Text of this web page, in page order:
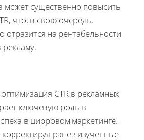
может существенно повысить
что, в свою очередь,
отразится на рентабельности
CTR в рекламных
ключевую роль в
в цифровом маркетинге.
ранее изученные